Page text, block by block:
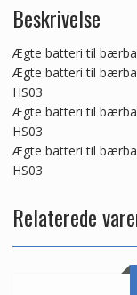
Beskrivelse
Ægte batteri til
Ægte batteri til
HS03
Ægte batteri til
HS03
Ægte batteri til
HS03
Relaterede